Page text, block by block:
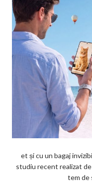
et și cu un bagaj
studiu recent realizat
tem de